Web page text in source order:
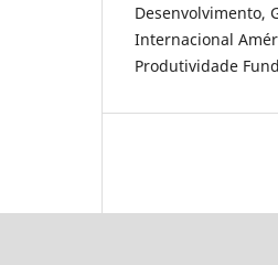
Desenvolvimento,
Internacional
Produtividade